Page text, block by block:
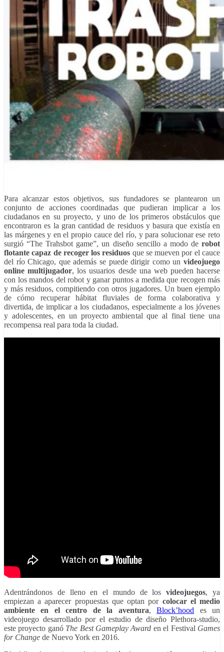
Para alcanzar estos objetivos, sus fundadores se plantearon un
conjunto de acciones coordinadas que pudieran implicar a los
ciudadanos en su proyecto, y uno de los primeros obstáculos que
encontraron es la gran cantidad de residuos y basura que existía en
las márgenes y en el propio cauce del río, y para solucionar ese reto
surgió “The Trahsbot game”, un diseño sencillo a modo de robot
flotante capaz de recoger los residuos que se mueven por el cauce
del río Chicago, que además se puede dirigir como un videojuego
online multijugador, los usuarios desde una web pueden hacerse
con los mandos del robot y ganar puntos a medida que recogen más
y más residuos, compitiendo con otros jugadores. Un buen ejemplo
de cómo recuperar hábitat fluviales de forma colaborativa y
divertida, de implicar a los ciudadanos, especialmente a los jóvenes
y adolescentes, en un proyecto ambiental que al final tiene una
recompensa real para toda la ciudad.
Adentrándonos de lleno en el mundo de losvideojuegos, ya
empiezan a aparecer propuestas que optan por colocar el medio
ambiente en el centro de la aventura,Block’hood es un
videojuego desarrollado por el estudio de diseño Plethora-studio,
este proyecto ganó The Best Gameplay Award en el Festival Games
for Change de Nuevo York en 2016.